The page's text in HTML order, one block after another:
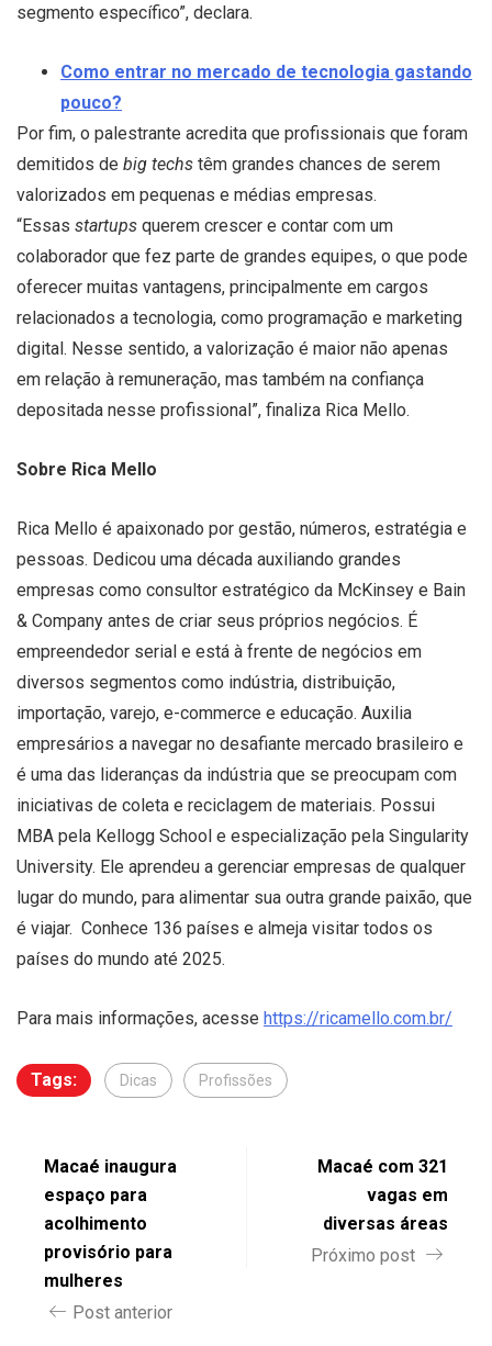
segmento específico”, declara.
Como entrar no mercado de tecnologia gastando
pouco?
Por fim, o palestrante acredita que profissionais que foram
demitidos de big techs têm grandes chances de serem
valorizados em pequenas e médias empresas.
“Essas startups querem crescer e contar com um
colaborador que fez parte de grandes equipes, o que pode
oferecer muitas vantagens, principalmente em cargos
relacionados a tecnologia, como programação e marketing
digital. Nesse sentido, a valorização é maior não apenas
em relação à remuneração, mas também na confiança
depositada nesse profissional”, finaliza Rica Mello.
Sobre Rica Mello
Rica Mello é apaixonado por gestão, números, estratégia e
pessoas. Dedicou uma década auxiliando grandes
empresas como consultor estratégico da McKinsey e Bain
& Company antes de criar seus próprios negócios. É
empreendedor serial e está à frente de negócios em
diversos segmentos como indústria, distribuição,
importação, varejo, e-commerce e educação. Auxilia
empresários a navegar no desafiante mercado brasileiro e
é uma das lideranças da indústria que se preocupam com
iniciativas de coleta e reciclagem de materiais. Possui
MBA pela Kellogg School e especialização pela Singularity
University. Ele aprendeu a gerenciar empresas de qualquer
lugar do mundo, para alimentar sua outra grande paixão, que
é viajar. Conhece 136 países e almeja visitar todos os
países do mundo até 2025.
Para mais informações, acesse https://ricamello.com.br/
Tags: Dicas Profissões
Macaé inaugura
espaço para
acolhimento
provisório para
mulheres
Post anterior
Macaé com 321
vagas em
diversas áreas
Próximo post